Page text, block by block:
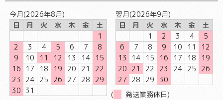
今月(2026年8月)
日
月 火 水 木 金
土
1
2
3 4 5 6 7
8
9
10 11 12 13 14
15
16
17 18 19 20 21
22
23
24 25 26 27 28
29
30 31
翌月(2026年9月)
日
月 火 水 木 金
土
1
2 3 4
5
6
7 8 9 10 11
12
13
14 15 16 17 18
19
20 21 22 23 24 25
26
27 28 29 30
(
発送業務休日)